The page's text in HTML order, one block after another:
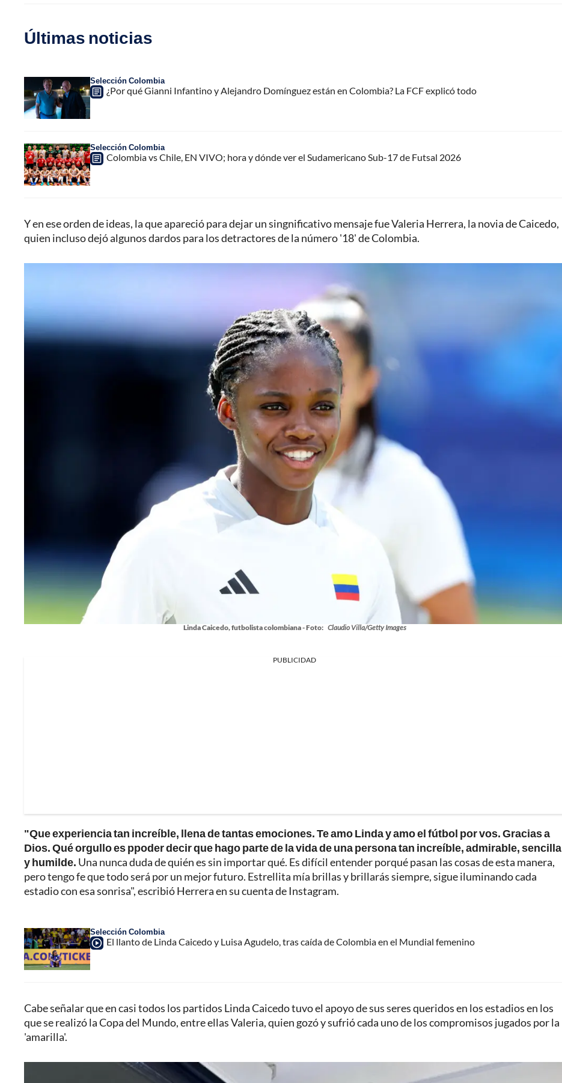
Últimas noticias
Selección Colombia
¿Por qué Gianni Infantino y Alejandro Domínguez están en Colombia? La FCF explicó todo
Selección Colombia
Colombia vs Chile, EN VIVO; hora y dónde ver el Sudamericano Sub-17 de Futsal 2026
Y en ese orden de ideas, la que apareció para dejar un singnificativo mensaje fue Valeria Herrera, la novia de Caicedo,
quien incluso dejó algunos dardos para los detractores de la número '18' de Colombia.
Linda Caicedo, futbolista colombiana - Foto: Claudio Villa/Getty Images
PUBLICIDAD
"Que experiencia tan increíble, llena de tantas emociones. Te amo Linda y amo el fútbol por vos. Gracias a
Dios. Qué orgullo es ppoder decir que hago parte de la vida de una persona tan increíble, admirable, sencilla
y humilde. Una nunca duda de quién es sin importar qué. Es difícil entender porqué pasan las cosas de esta manera,
pero tengo fe que todo será por un mejor futuro. Estrellita mía brillas y brillarás siempre, sigue iluminando cada
estadio con esa sonrisa", escribió Herrera en su cuenta de Instagram.
Selección Colombia
El llanto de Linda Caicedo y Luisa Agudelo, tras caída de Colombia en el Mundial femenino
Cabe señalar que en casi todos los partidos Linda Caicedo tuvo el apoyo de sus seres queridos en los estadios en los
que se realizó la Copa del Mundo, entre ellas Valeria, quien gozó y sufrió cada uno de los compromisos jugados por la
'amarilla'.